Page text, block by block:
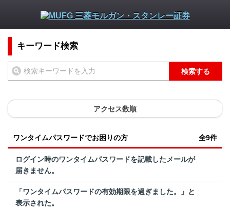
キーワード検索
検索する
アクセス数順
ワンタイムパスワードでお困りの方 全9件
ログイン時のワンタイムパスワードを記載したメールが
届きません。
「ワンタイムパスワードの有効期限を過ぎました。」と
表示された。